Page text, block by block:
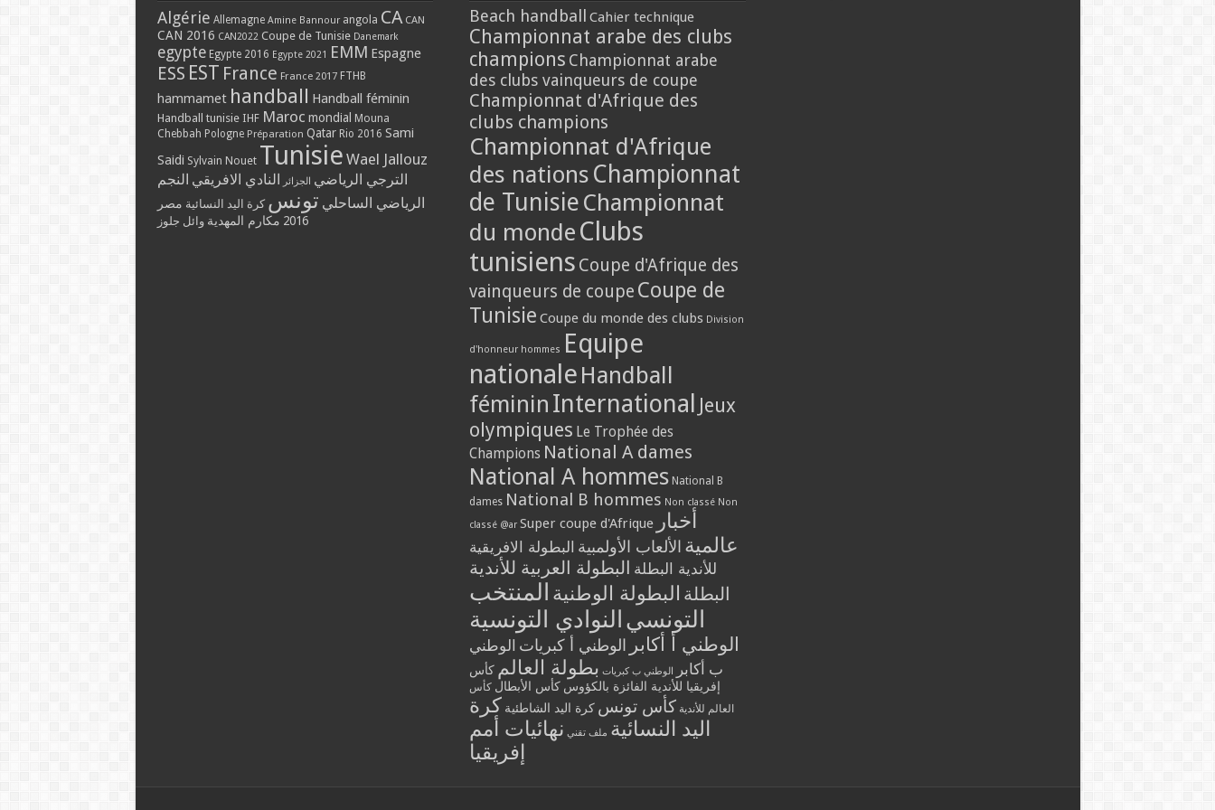
Algérie Allemagne Amine Bannour angola CA CAN
CAN 2016 CAN2022 Coupe de Tunisie Danemark
egypte Egypte 2016 Egypte 2021 EMM Espagne
ESS EST France France 2017 FTHB
hammamet handball Handball féminin
Handball tunisie IHF Maroc mondial Mouna
Chebbah Pologne Préparation Qatar Rio 2016 Sami
Saidi Sylvain Nouet Tunisie Wael Jallouz
الترجي الرياضي الجزائر النادي الافريقي النجم
الرياضي الساحلي تونس كرة اليد النسائية مصر
2016 مكارم المهدية وائل جلوز
Beach handball Cahier technique
Championnat arabe des clubs
champions Championnat arabe
des clubs vainqueurs de coupe
Championnat d'Afrique des
clubs champions
Championnat d'Afrique
des nations Championnat
de Tunisie Championnat
du monde Clubs
tunisiens Coupe d'Afrique des
vainqueurs de coupe Coupe de
Tunisie Coupe du monde des clubs Division
d'honneur hommes Equipe
nationale Handball
féminin International Jeux
olympiques Le Trophée des
Champions National A dames
National A hommes National B
dames National B hommes Non classé Non
classé @ar Super coupe d'Afrique أخبار
عالمية الألعاب الأولمبية البطولة الافريقية
للأندية البطلة البطولة العربية للأندية
البطلة البطولة الوطنية المنتخب
التونسي النوادي التونسية
الوطني أ أكابر الوطني أ كبريات الوطني
ب أكابر
الوطني ب كبريات بطولة العالم كأس
إفريقيا للأندية الفائزة بالكؤوس كأس الأبطال كأس
العالم للأندية كأس تونس كرة اليد الشاطئية كرة
اليد النسائية ملف تقني نهائيات أمم
إفريقيا